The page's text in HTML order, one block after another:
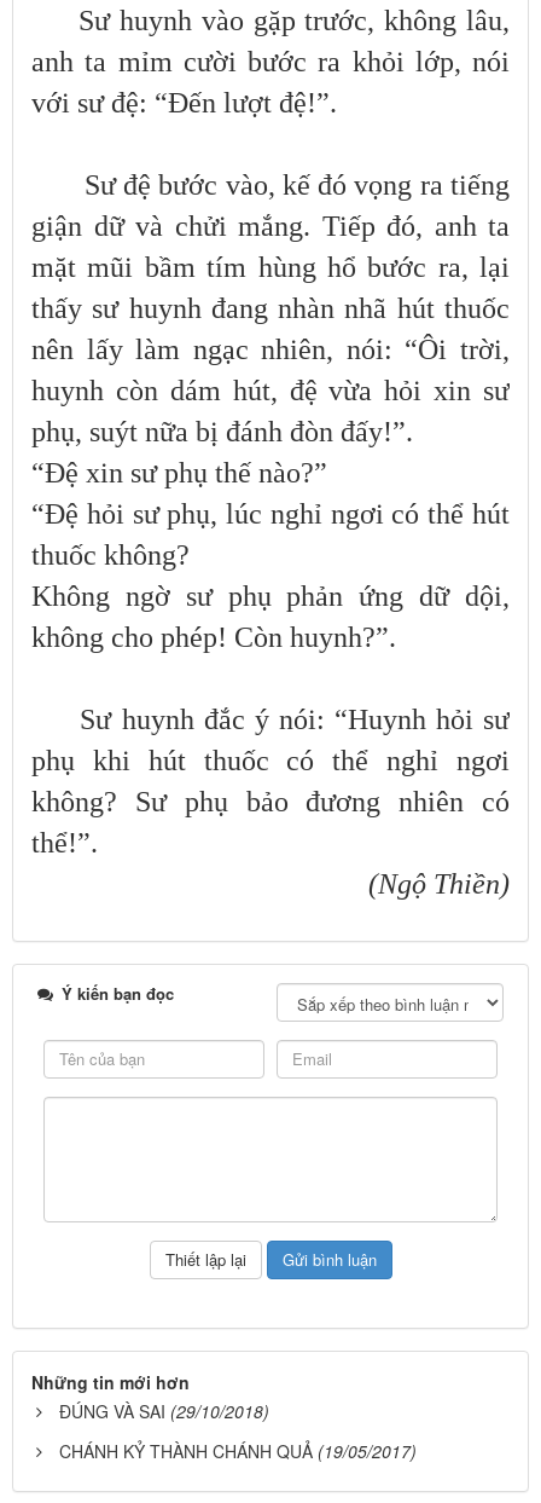
Sư huynh vào gặp trước, không lâu,
anh ta mỉm cười bước ra khỏi lớp, nói
với sư đệ: “Đến lượt đệ!”.
Sư đệ bước vào, kế đó vọng ra tiếng
giận dữ và chửi mắng. Tiếp đó, anh ta
mặt mũi bầm tím hùng hổ bước ra, lại
thấy sư huynh đang nhàn nhã hút thuốc
nên lấy làm ngạc nhiên, nói: “Ôi trời,
huynh còn dám hút, đệ vừa hỏi xin sư
phụ, suýt nữa bị đánh đòn đấy!”.
“Đệ xin sư phụ thế nào?”
“Đệ hỏi sư phụ, lúc nghỉ ngơi có thể hút
thuốc không?
Không ngờ sư phụ phản ứng dữ dội,
không cho phép! Còn huynh?”.
Sư huynh đắc ý nói: “Huynh hỏi sư
phụ khi hút thuốc có thể nghỉ ngơi
không? Sư phụ bảo đương nhiên có
thể!”.
(Ngộ Thiền)
Ý kiến bạn đọc
Những tin mới hơn
ĐÚNG VÀ SAI (29/10/2018)
CHÁNH KỶ THÀNH CHÁNH QUẢ (19/05/2017)